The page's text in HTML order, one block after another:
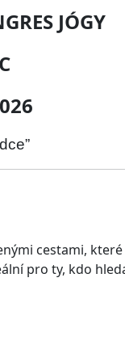
JÓGY
cestami,
pro ty, kdo